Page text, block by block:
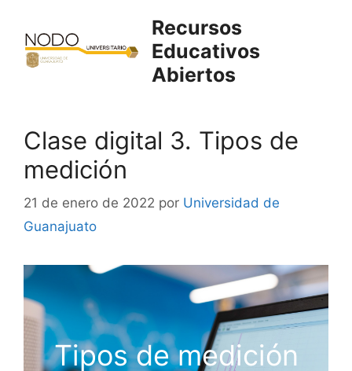
contenido
Recursos
Educativos
Abiertos
Clase digital 3. Tipos de
medición
21 de enero de 2022 por Universidad de
Guanajuato
Tipos de medición